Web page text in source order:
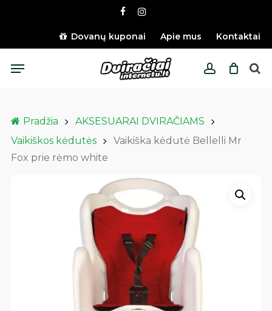
content
facebookinstagram
Dovanų kuponai Apie mus Kontaktai
account
Menu
Pradžia
AKSESUARAI DVIRAČIAMS
Vaikiškos kėdutės
Vaikiška kėdutė Bellelli Mr
Fox prie rėmo white